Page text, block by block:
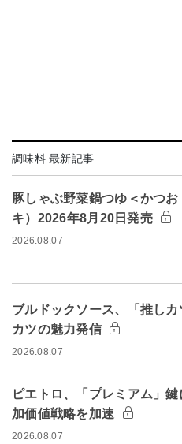
調味料 最新記事
豚しゃぶ野菜鍋つゆ＜かつお
キ）2026年8月20日発売
2026.08.07
ブルドックソース、「推し
カツの魅力発信
2026.08.07
ピエトロ、「プレミアム」
加価値戦略を加速
2026.08.07